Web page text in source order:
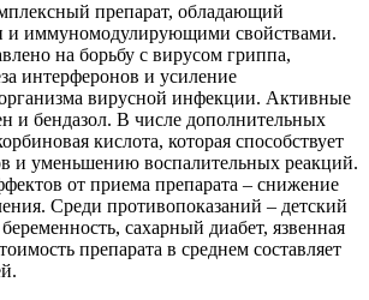
препарат, обладающий
и иммуномодулирующими свойствами.
на борьбу с вирусом гриппа,
интерферонов и усиление
вирусной инфекции. Активные
и бендазол. В числе дополнительных
кислота, которая способствует
и уменьшению воспалительных реакций.
от приема препарата – снижение
Среди противопоказаний – детский
сахарный диабет, язвенная
препарата в среднем составляет